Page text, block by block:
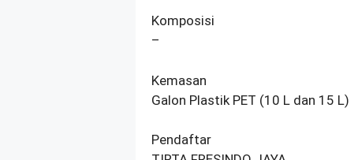
Komposisi
–
Kemasan
Galon Plastik PET (10 L dan 15 L)
Pendaftar